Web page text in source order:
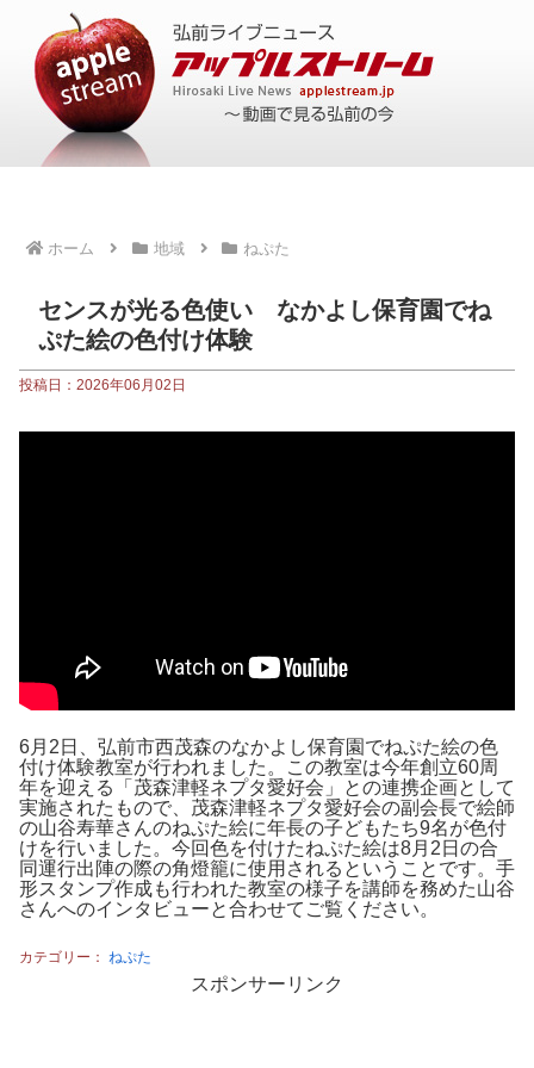
ホーム 地域 ねぷた
センスが光る色使い なかよし保育園でね
ぷた絵の色付け体験
投稿日：2026年06月02日
6月2日、弘前市西茂森のなかよし保育園でねぷた絵の色
付け体験教室が行われました。この教室は今年創立60周
年を迎える「茂森津軽ネプタ愛好会」との連携企画として
実施されたもので、茂森津軽ネプタ愛好会の副会長で絵師
の山谷寿華さんのねぷた絵に年長の子どもたち9名が色付
けを行いました。今回色を付けたねぷた絵は8月2日の合
同運行出陣の際の角燈籠に使用されるということです。手
形スタンプ作成も行われた教室の様子を講師を務めた山谷
さんへのインタビューと合わせてご覧ください。
カテゴリー： ねぷた
スポンサーリンク